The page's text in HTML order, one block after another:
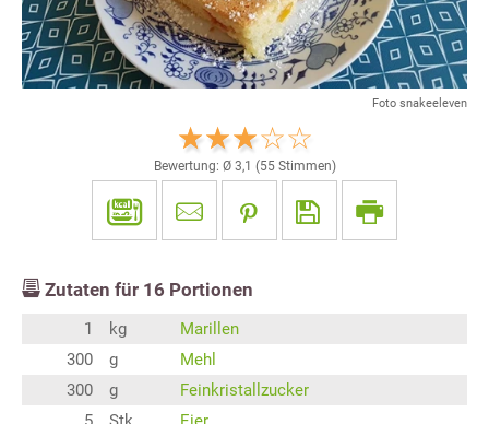
Foto snakeeleven
Bewertung: Ø 3,1 (55Stimmen)
Zutaten für 16 Portionen
1 kg
Marillen
300
g
Mehl
300
g
Feinkristallzucker